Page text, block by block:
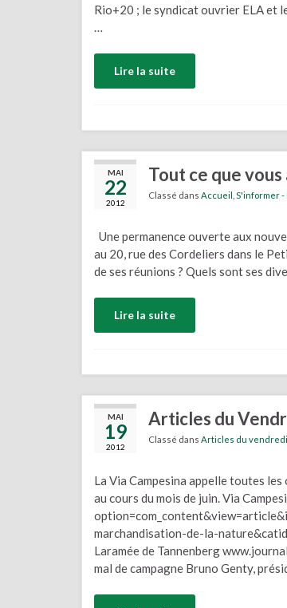
Rio+20 ; le syndicat ouvrier ELA et
Lire la suite
MAI
22
2012
Tout ce que
Classé dans Accueil S'informer -
Une permanence ouverte aux
au 20, rue des Cordeliers dans le
de ses réunions ? Quels sont ses
Lire la suite
MAI
19
2012
Articles du
Classé dans Articles du vendredi
La Via Campesina appelle toutes
au cours du mois de juin. Via
marchandisation-de-la-
Laramée de Tannenberg
mal de campagne Bruno Genty,